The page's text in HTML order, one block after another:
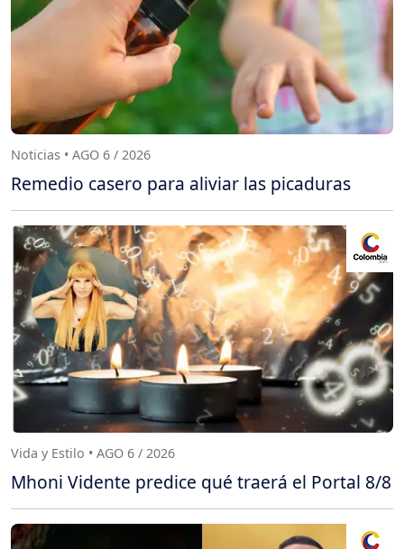
Noticias • AGO 6 / 2026
Remedio casero para aliviar las picaduras
Vida y Estilo • AGO 6 / 2026
Mhoni Vidente predice qué traerá el Portal 8/8